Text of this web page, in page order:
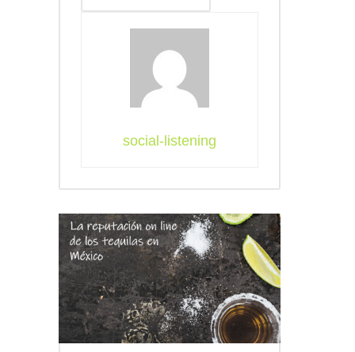
social-listening